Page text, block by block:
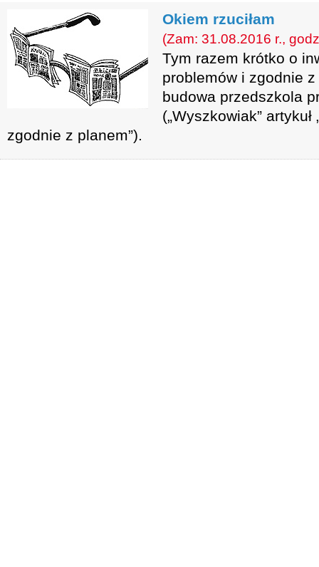
Okiem rzuciłam
(Zam: 31.08.2016 r.,
Tym razem krótko o
problemów i zgodnie
budowa przedszkola
(„Wyszkowiak”
zgodnie z planem”).